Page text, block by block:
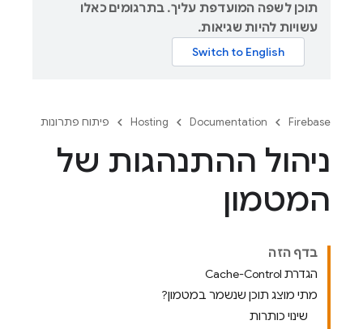
תוכן לשפה המועדפת עליך. בתרגומים כאלו
עשויות להיות שגיאות.
Firebase
Documentation
Hosting פיתוח פתרונות
ניהול ההתנהגות של
המטמון
בדף הזה
הגדרת Cache-Control
מתי מוצג תוכן שנשמר במטמון?
שינוי כותרות